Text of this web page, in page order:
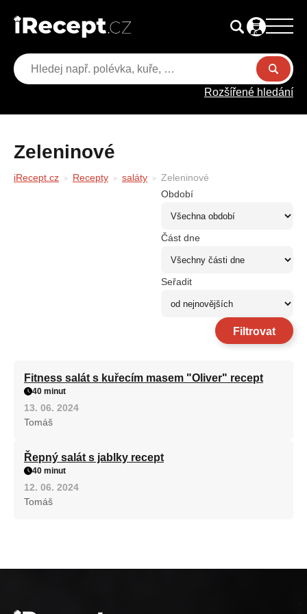
Rozšířené hledání
Zeleninové
iRecept.cz Recepty saláty
Zeleninové
Období
Část dne
Seřadit
Filtrovat
Fitness salát s kuřecím masem "Oliver" recept
40 minut
13. 06. 2024
Tomáš
Řepný salát s jablky recept
40 minut
12. 06. 2024
Tomáš